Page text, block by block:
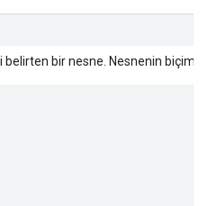
belirten bir nesne. Nesnenin biçimi